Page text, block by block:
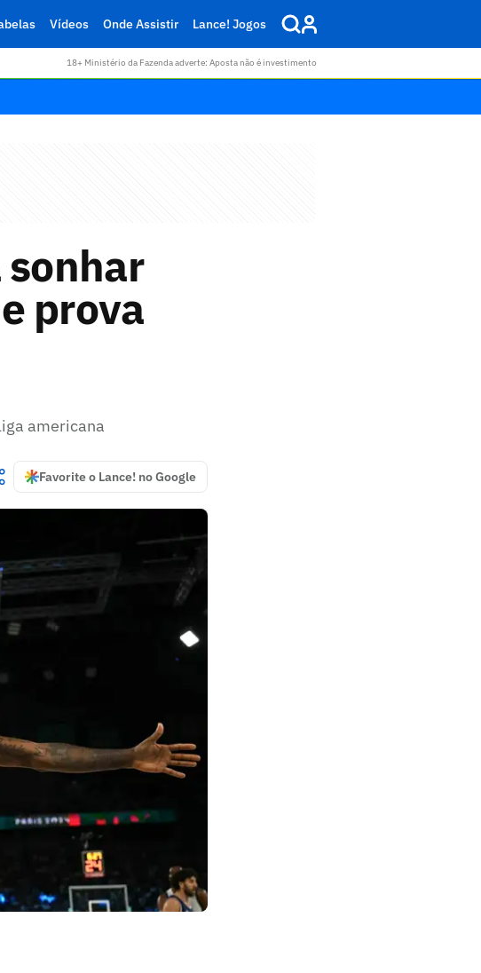
Vídeos Onde Assistir Lance! Jogos
18+ Ministério da Fazenda adverte: Aposta não é investimento
prova
americana
Favorite o Lance! no Google